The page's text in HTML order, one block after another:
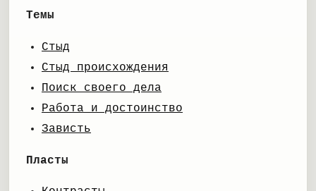
Темы
Стыд
Стыд происхождения
Поиск своего дела
Работа и достоинство
Зависть
Пласты